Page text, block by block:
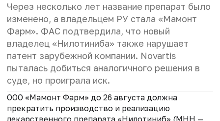
Через несколько лет название препарат было
изменено, а владельцем РУ стала «Мамонт
Фарм». ФАС подтвердила, что новый
владелец «Нилотиниба» также нарушает
патент зарубежной компании. Novartis
пыталась добиться аналогичного решения в
суде, но проиграла иск.
ООО «Мамонт Фарм» до 26 августа должна
прекратить производство и реализацию
лекарственного препарата «Нилотиниб» (МНН —